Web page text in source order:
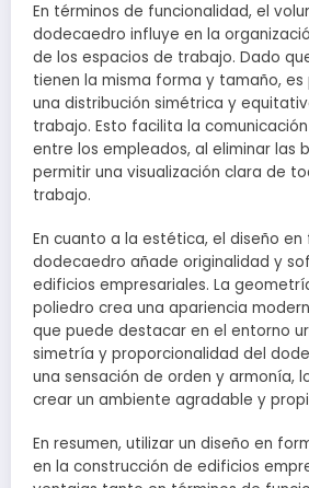
En términos de funcionalidad, el
dodecaedro influye en la
de los espacios de trabajo. Dado
tienen la misma forma y tamaño,
una distribución simétrica y
trabajo. Esto facilita la
entre los empleados, al eliminar las
permitir una visualización clara de
trabajo.
En cuanto a la estética, el diseño
dodecaedro añade originalidad y
edificios empresariales. La
poliedro crea una apariencia
que puede destacar en el entorno
simetría y proporcionalidad del
una sensación de orden y armonía,
crear un ambiente agradable y
En resumen, utilizar un diseño en
en la construcción de edificios